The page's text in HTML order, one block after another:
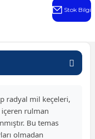
Stok Bilgi
radyal mil keçeleri,
rulman
Bu temas
olmadan